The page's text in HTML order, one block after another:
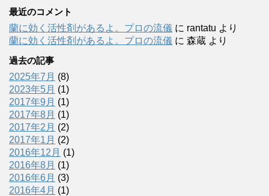
最近のコメント
蘭に効く活性剤があるよ。プロの流儀 に rantatu より
蘭に効く活性剤があるよ。プロの流儀 に 森蔵 より
過去の記事
2025年7月 (8)
2023年5月 (1)
2017年9月 (1)
2017年8月 (1)
2017年2月 (2)
2017年1月 (2)
2016年12月 (1)
2016年8月 (1)
2016年6月 (3)
2016年4月 (1)